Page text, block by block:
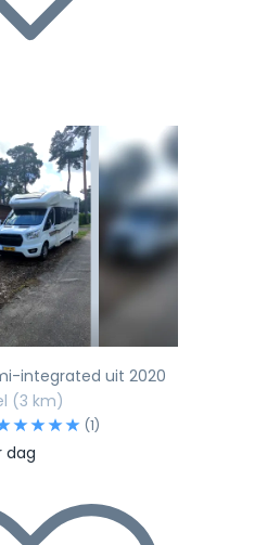
Volgende
integrated uit 2020
(3 km)
(1)
dag